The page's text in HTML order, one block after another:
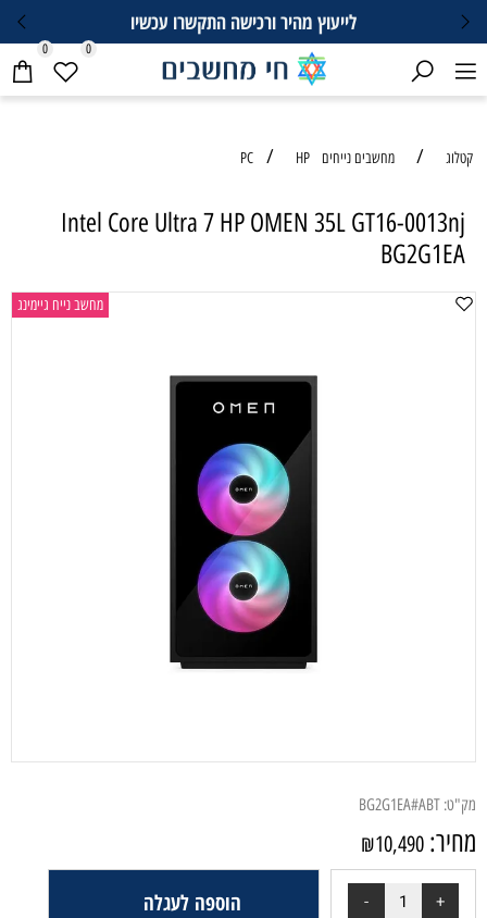
לייעוץ מהיר ורכישה התקשרו עכשיו
0 0
קטלוג / מחשבים נייחים PC / HP
Intel Core Ultra 7 HP OMEN 35L GT16-0013nj
BG2G1EA
מחשב נייח גיימינג
מק"ט: BG2G1EA#ABT
מחיר: ₪10,490
הוספה לעגלה